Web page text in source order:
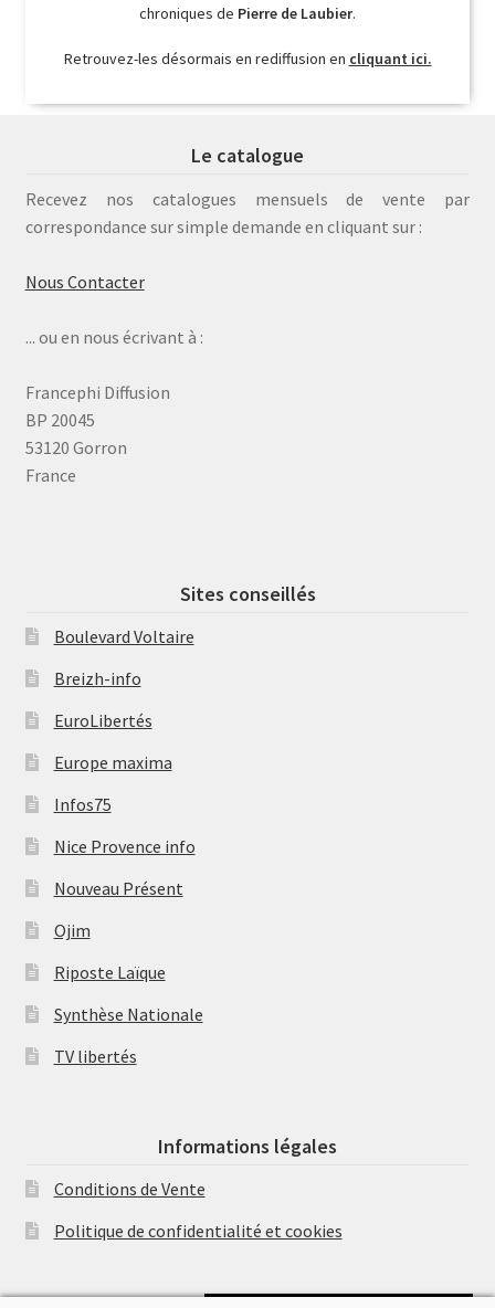
chroniques de Pierre de Laubier.
Retrouvez-les désormais en rediffusion en cliquant ici.
Le catalogue
Recevez nos catalogues mensuels de vente par
correspondance sur simple demande en cliquant sur :
Nous Contacter
... ou en nous écrivant à :
Francephi Diffusion
BP 20045
53120 Gorron
France
Sites conseillés
Boulevard Voltaire
Breizh-info
EuroLibertés
Europe maxima
Infos75
Nice Provence info
Nouveau Présent
Ojim
Riposte Laïque
Synthèse Nationale
TV libertés
Informations légales
Conditions de Vente
Politique de confidentialité et cookies